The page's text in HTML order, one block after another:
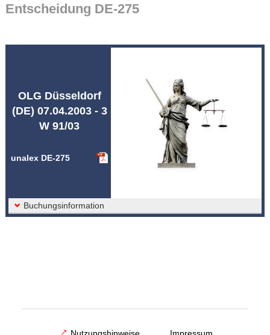
Rechtsprechung
Entscheidung DE-275
OLG Düsseldorf
(DE) 07.04.2003 - 3
W 91/03
unalex DE-275
Buchungsinformation
Nutzungshinweise Impressum